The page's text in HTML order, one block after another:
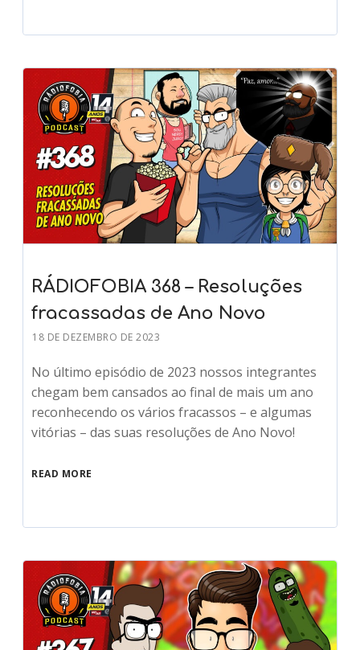
RÁDIOFOBIA 368 – Resoluções
fracassadas de Ano Novo
18 DE DEZEMBRO DE 2023
No último episódio de 2023 nossos integrantes
chegam bem cansados ao final de mais um ano
reconhecendo os vários fracassos – e algumas
vitórias – das suas resoluções de Ano Novo!
READ MORE